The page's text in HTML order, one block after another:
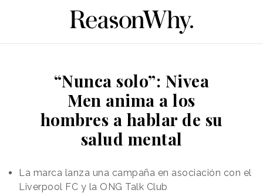
“Nunca solo”: Nivea
Men anima a los
hombres a hablar de su
salud mental
La marca lanza una campaña en asociación con el
Liverpool FC y la ONG Talk Club